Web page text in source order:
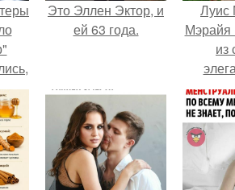
Это Эллен Эктор, и
ей 63 года.
Луис
Мэрайя
из